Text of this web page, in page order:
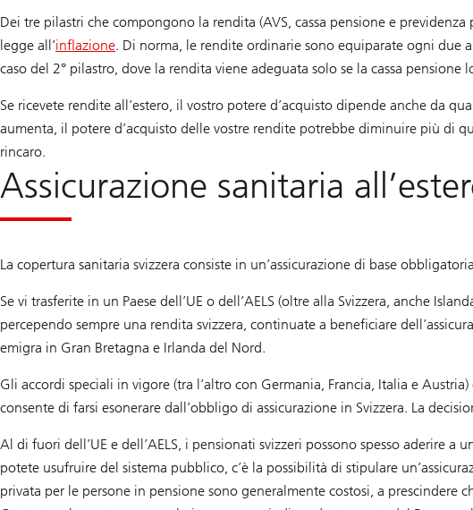
Dei tre pilastri che compongono la rendita (AVS, cassa pensione e
legge all’inflazione. Di norma, le rendite ordinarie sono equiparate ogni due
caso del 2° pilastro, dove la rendita viene adeguata solo se la cassa pensione
Se ricevete rendite all’estero, il vostro potere d’acquisto dipende anche da
aumenta, il potere d’acquisto delle vostre rendite potrebbe diminuire più di
rincaro.
Assicurazione sanitaria
La copertura sanitaria svizzera consiste in un’assicurazione di base
Se vi trasferite in un Paese dell’UE o dell’AELS (oltre alla Svizzera, anche
percependo sempre una rendita svizzera, continuate a beneficiare
emigra in Gran Bretagna e Irlanda del Nord.
Gli accordi speciali in vigore (tra l’altro con Germania, Francia, Italia e
consente di farsi esonerare dall’obbligo di assicurazione in Svizzera. La
Al di fuori dell’UE e dell’AELS, i pensionati svizzeri possono spesso aderire a
potete usufruire del sistema pubblico, c’è la possibilità di stipulare
privata per le persone in pensione sono generalmente costosi, a